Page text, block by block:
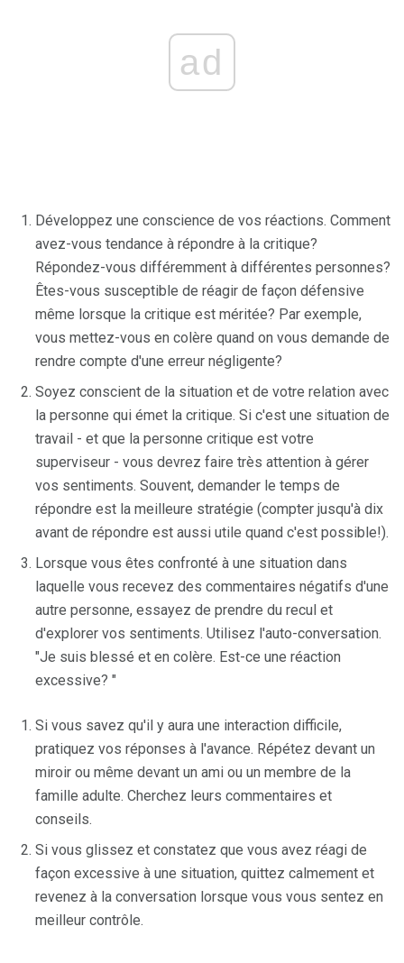
ad
Développez une conscience de vos réactions. Comment
avez-vous tendance à répondre à la critique?
Répondez-vous différemment à différentes personnes?
Êtes-vous susceptible de réagir de façon défensive
même lorsque la critique est méritée? Par exemple,
vous mettez-vous en colère quand on vous demande de
rendre compte d'une erreur négligente?
Soyez conscient de la situation et de votre relation avec
la personne qui émet la critique. Si c'est une situation de
travail - et que la personne critique est votre
superviseur - vous devrez faire très attention à gérer
vos sentiments. Souvent, demander le temps de
répondre est la meilleure stratégie (compter jusqu'à dix
avant de répondre est aussi utile quand c'est possible!).
Lorsque vous êtes confronté à une situation dans
laquelle vous recevez des commentaires négatifs d'une
autre personne, essayez de prendre du recul et
d'explorer vos sentiments. Utilisez l'auto-conversation.
"Je suis blessé et en colère. Est-ce une réaction
excessive? "
Si vous savez qu'il y aura une interaction difficile,
pratiquez vos réponses à l'avance. Répétez devant un
miroir ou même devant un ami ou un membre de la
famille adulte. Cherchez leurs commentaires et
conseils.
Si vous glissez et constatez que vous avez réagi de
façon excessive à une situation, quittez calmement et
revenez à la conversation lorsque vous vous sentez en
meilleur contrôle.